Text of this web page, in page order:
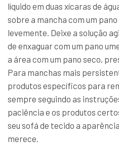
líquido em duas xícaras de
sobre a mancha com um
levemente. Deixe a solução
de enxaguar com um pano
a área com um pano seco,
Para manchas mais
produtos específicos para
sempre seguindo as
paciência e os produtos
seu sofá de tecido a
merece.